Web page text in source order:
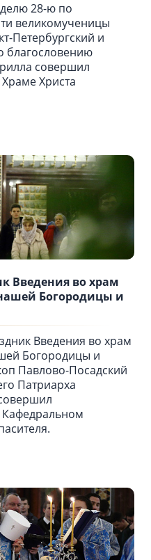
28-ю по
великомученицы
Петербургский и
благословению
совершил
Христа
Введения во храм
Богородицы и
Введения во храм
Богородицы и
Павлово-Посадский
Патриарха